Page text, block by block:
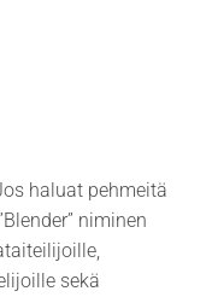
haluat pehmeitä
niminen
sekä